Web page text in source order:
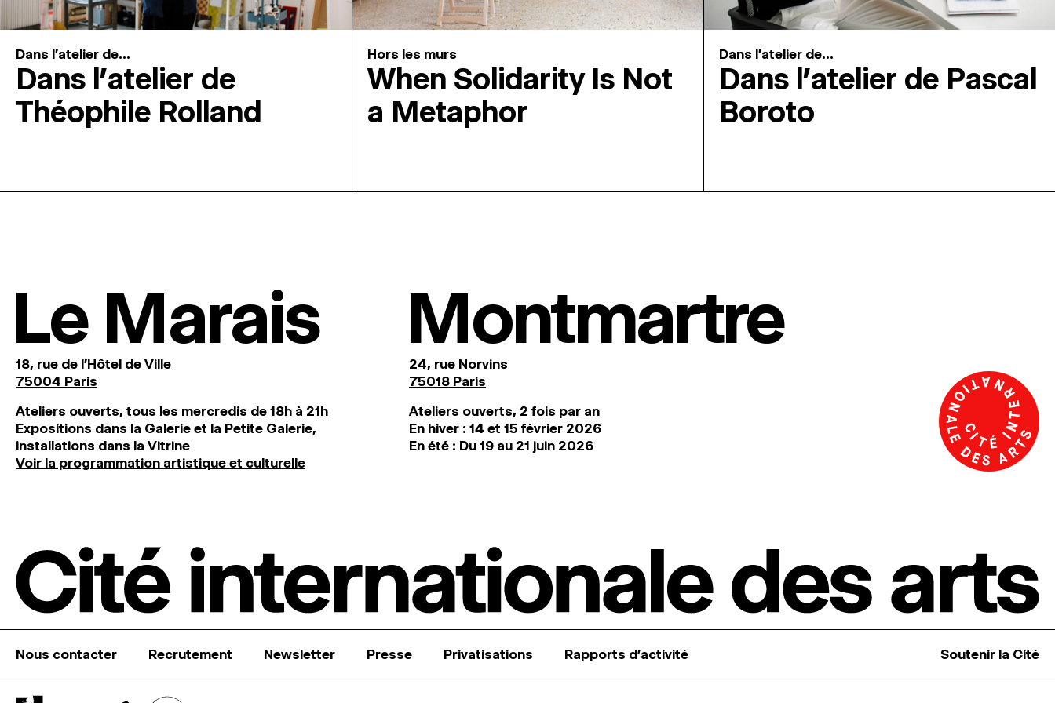
Dans l'atelier de...
Dans l’atelier de
Théophile Rolland
Hors les murs
When Solidarity Is Not
a Metaphor
Dans l'atelier de...
Dans l’atelier de Pascal
Boroto
Le Marais
18, rue de l'Hôtel de Ville
75004 Paris
Ateliers ouverts, tous les mercredis de 18h à 21h
Expositions dans la Galerie et la Petite Galerie,
installations dans la Vitrine
Voir la programmation artistique et culturelle
Montmartre
24, rue Norvins
75018 Paris
Ateliers ouverts, 2 fois par an
En hiver : 14 et 15 février 2026
En été : Du 19 au 21 juin 2026
Nous contacter Recrutement Newsletter Presse Privatisations Rapports d’activité Soutenir la Cité